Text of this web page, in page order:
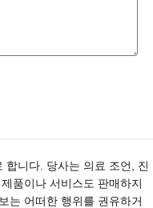
합니다. 당사는 의료 조언, 진
품이나 서비스도 판매하지
는 어떠한 행위를 권유하거